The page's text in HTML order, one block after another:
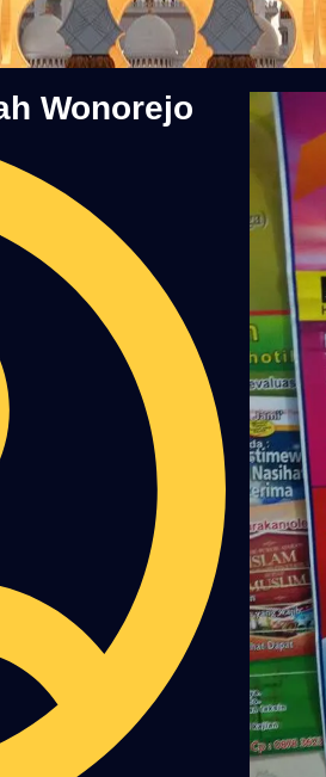
Wonorejo